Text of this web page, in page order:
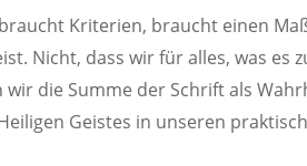
Kriterien, braucht einen
Nicht, dass wir für alles, was
wir die Summe der Schrift als
Geistes in unseren